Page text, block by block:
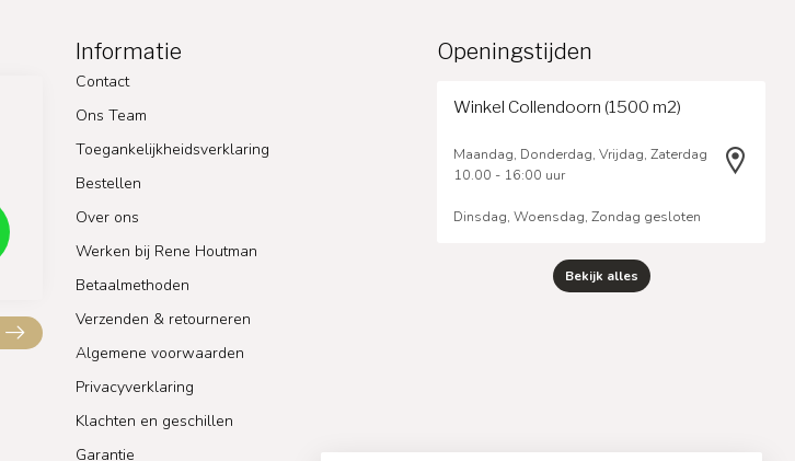
Informatie
Contact
Ons Team
Toegankelijkheidsverklaring
Bestellen
Over ons
Werken bij Rene Houtman
Betaalmethoden
Verzenden & retourneren
Algemene voorwaarden
Privacyverklaring
Klachten en geschillen
Garantie
Openingstijden
Winkel Collendoorn (1500 m2)
Maandag, Donderdag, Vrijdag, Zaterdag
10.00 - 16:00 uur
Dinsdag, Woensdag, Zondag gesloten
Bekijk alles